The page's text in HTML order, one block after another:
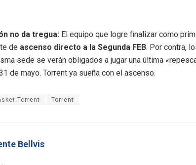
no da tregua: El equipo que logre finalizar como
de ascenso directo a la Segunda FEB. Por contra,
sede se verán obligados a jugar una última
de mayo. Torrent ya sueña con el ascenso.
Torrent Torrent
Bellvis